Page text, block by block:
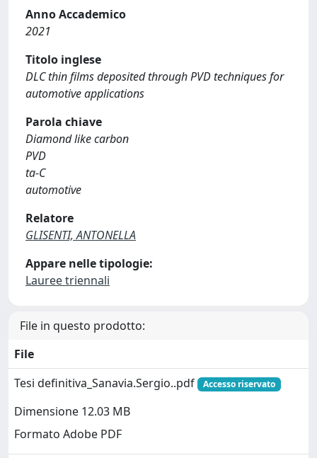
Anno Accademico
2021
Titolo inglese
DLC thin films deposited through PVD techniques for
automotive applications
Parola chiave
Diamond like carbon
PVD
ta-C
automotive
Relatore
GLISENTI, ANTONELLA
Appare nelle tipologie:
Lauree triennali
File in questo prodotto:
File
Tesi definitiva_Sanavia.Sergio..pdf
Accesso riservato
Dimensione 12.03 MB
Formato Adobe PDF